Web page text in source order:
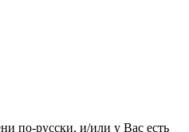
по-русски, и/или у Вас есть